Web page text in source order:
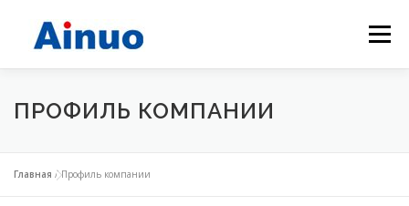
Меню
ГЛАВНАЯ ПРОДУКТОВ РЕШЕНИЯ
НОВОСТИ ПРЕДПРИЯТИЯ
ПРОФИЛЬ КОМПАНИИ
Главная /Профиль компании